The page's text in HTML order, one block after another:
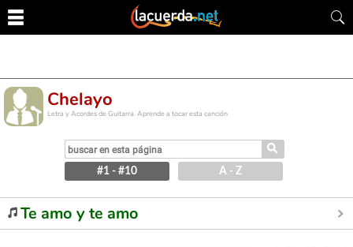
Chelayo
Letra y Acordes de Guitarra. Aprende a tocar esta canción
⚲
#1 - #10 A - Z
Te amo y te amo